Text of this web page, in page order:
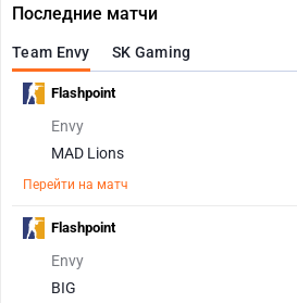
Последние матчи
Team Envy SK Gaming
Envy
MAD Lions
Перейти на матч
Flashpoint
Envy
BIG
Flashpoint